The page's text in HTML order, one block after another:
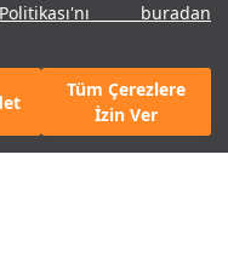
buradan
Tüm Çerezlere
İzin Ver
VER